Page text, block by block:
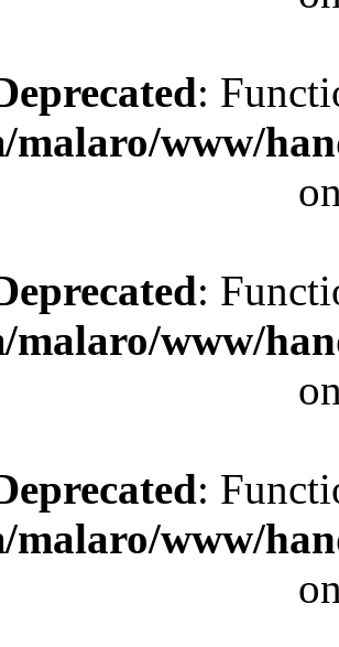
:
malaro/www/
:
malaro/www/
:
malaro/www/